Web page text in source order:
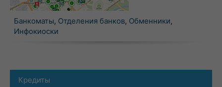
Банкоматы, Отделения банков, Обменники,
Инфокиоски
Кредиты